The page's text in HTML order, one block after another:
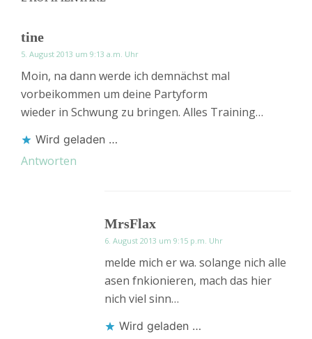
tine
5. August 2013 um 9:13 a.m. Uhr
Moin, na dann werde ich demnächst mal
vorbeikommen um deine Partyform
wieder in Schwung zu bringen. Alles Training…
Wird geladen …
Antworten
MrsFlax
6. August 2013 um 9:15 p.m. Uhr
melde mich er wa. solange nich alle
asen fnkionieren, mach das hier
nich viel sinn…
Wird geladen …